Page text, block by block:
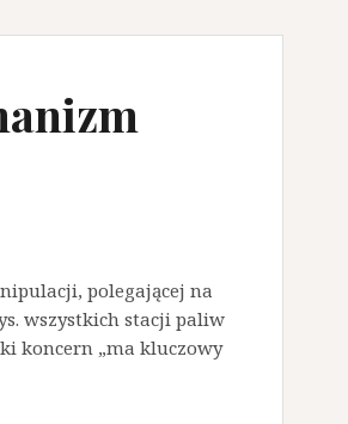
polegającej na
wszystkich stacji paliw
koncern „ma kluczowy